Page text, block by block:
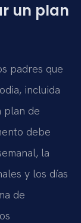
un plan
padres que
incluida
plan de
debe
la
y los días
de